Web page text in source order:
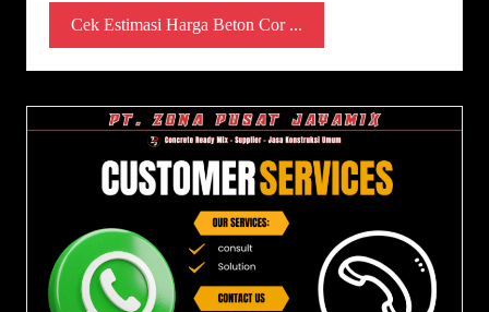
Cek Estimasi Harga Beton Cor ...